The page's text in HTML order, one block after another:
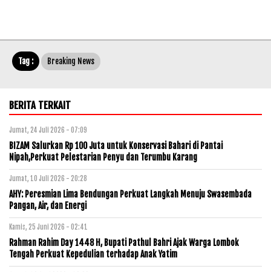
Tag : Breaking News
BERITA TERKAIT
Jumat, 24 Juli 2026 - 07:09
BIZAM Salurkan Rp 100 Juta untuk Konservasi Bahari di Pantai
Nipah,Perkuat Pelestarian Penyu dan Terumbu Karang
Jumat, 10 Juli 2026 - 20:28
AHY: Peresmian Lima Bendungan Perkuat Langkah Menuju Swasembada
Pangan, Air, dan Energi
Kamis, 25 Juni 2026 - 02:41
Rahman Rahim Day 1448 H, Bupati Pathul Bahri Ajak Warga Lombok
Tengah Perkuat Kepedulian terhadap Anak Yatim